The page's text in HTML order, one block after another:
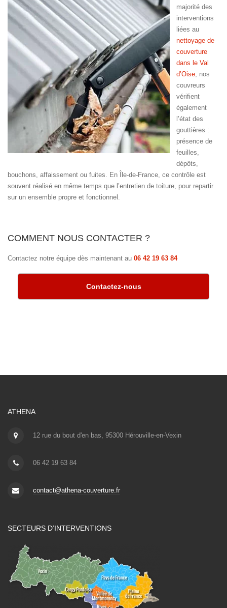
majorité des
interventions
liées au
nettoyage de
couverture
dans le Val
d’Oise , nos
couvreurs
vérifient
également
l’état des
gouttières :
présence de
feuilles,
dépôts,
bouchons, affaissement ou fuites. En Île-de-France, ce contrôle est
souvent réalisé en même temps que l’entretien de toiture, pour repartir
sur un ensemble propre et fonctionnel.
COMMENT NOUS CONTACTER ?
Contactez notre équipe dès maintenant au 06 42 19 63 84
Contactez-nous
ATHENA
12 rue du bout d'en bas, 95300 Hérouville-en-Vexin
06 42 19 63 84
contact@athena-couverture.fr
SECTEURS D’INTERVENTIONS